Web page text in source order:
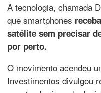
A tecnologia, chamada
que smartphones
satélite sem precisar
por perto.
O movimento acendeu
Investimentos divulgou